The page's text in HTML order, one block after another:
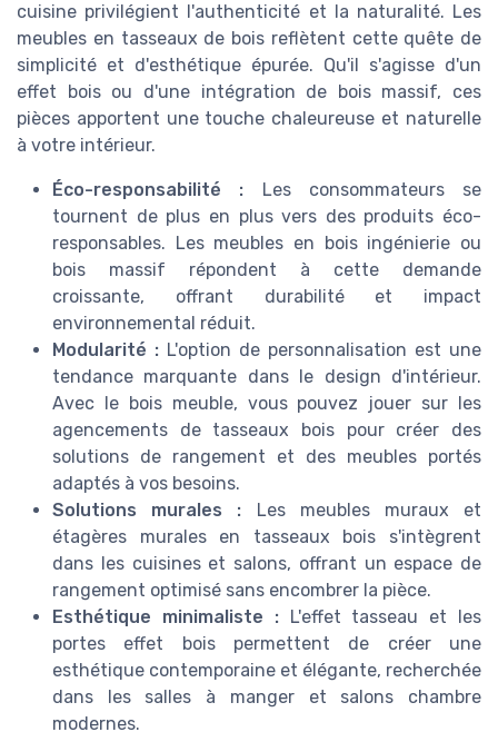
cuisine privilégient l'authenticité et la naturalité. Les
meubles en tasseaux de bois reflètent cette quête de
simplicité et d'esthétique épurée. Qu'il s'agisse d'un
effet bois ou d'une intégration de bois massif, ces
pièces apportent une touche chaleureuse et naturelle
à votre intérieur.
Éco-responsabilité : Les consommateurs se
tournent de plus en plus vers des produits éco-
responsables. Les meubles en bois ingénierie ou
bois massif répondent à cette demande
croissante, offrant durabilité et impact
environnemental réduit.
Modularité : L'option de personnalisation est une
tendance marquante dans le design d'intérieur.
Avec le bois meuble, vous pouvez jouer sur les
agencements de tasseaux bois pour créer des
solutions de rangement et des meubles portés
adaptés à vos besoins.
Solutions murales : Les meubles muraux et
étagères murales en tasseaux bois s'intègrent
dans les cuisines et salons, offrant un espace de
rangement optimisé sans encombrer la pièce.
Esthétique minimaliste :L'effet tasseau et les
portes effet bois permettent de créer une
esthétique contemporaine et élégante, recherchée
dans les salles à manger et salons chambre
modernes.